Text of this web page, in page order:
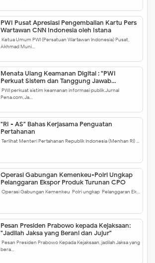
PWI Pusat Apresiasi Pengembalian Kartu Pers
Wartawan CNN Indonesia oleh Istana
Ketua Umum PWI (Persatuan Wartawan Indonesia) Pusat,
Akhmad Muni…
Menata Ulang Keamanan Digital : "PWI
Perkuat Sistem dan Tanggung Jawab
Informasi Publik"
PWI perkuat sistim keamanan informasi publik.Jurnal
Pena.com, Ja…
"RI - AS" Bahas Kerjasama Penguatan
Pertahanan
Terlihat Menteri Pertahanan Republik Indonesia (Menhan RI) …
Operasi Gabungan Kemenkeu-Polri Ungkap
Pelanggaran Ekspor Produk Turunan CPO
Operasi Gabungan Kemenkeu-Polri ungkap Pelanggaran Ek…
Pesan Presiden Prabowo kepada Kejaksaan:
"Jadilah Jaksa yang Berani dan Jujur"
Pesan Presiden Prabowo Kepada Kejaksaan, jadilah Jaksa yang
bera…